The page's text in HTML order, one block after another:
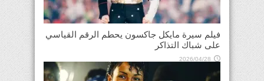
فيلم سيرة مايكل جاكسون يحطم الرقم القياسي
على شباك التذاكر
2026/04/28